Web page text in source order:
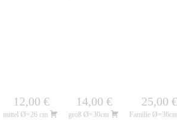
12,00 €
mittel Ø=26 cm
14,00 €
groß Ø=30cm
25,00 €
Familie Ø=36cm